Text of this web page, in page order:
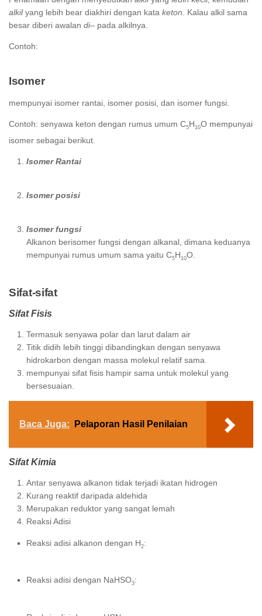
alkilyang lebih bear diakhiri dengan kata keton . Kalau alkil sama
besar diberi awalan di– pada alkilnya.
Contoh:
Isomer
mempunyai isomer rantai, isomer posisi, dan isomer fungsi.
Contoh: senyawa keton dengan rumus umum C5H 10O mempunyai
isomer sebagai berikut.
Isomer Rantai
Isomer posisi
Isomer fungsi
Alkanon berisomer fungsi dengan alkanal, dimana keduanya
mempunyai rumus umum sama yaitu C5H 10O.
Sifat-sifat
Sifat Fisis
Termasuk senyawa polar dan larut dalam air
Titik didih lebih tinggi dibandingkan dengan senyawa
hidrokarbon dengan massa molekul relatif sama.
mempunyai sifat fisis hampir sama untuk molekul yang
bersesuaian.
Baca Juga: Pelaporan Hasil Penilaian
Sifat Kimia
Antar senyawa alkanon tidak terjadi ikatan hidrogen
Kurang reaktif daripada aldehida
Merupakan reduktor yang sangat lemah
Reaksi Adisi
Reaksi adisi alkanon dengan H2:
Reaksi adisi dengan NaHSO3: